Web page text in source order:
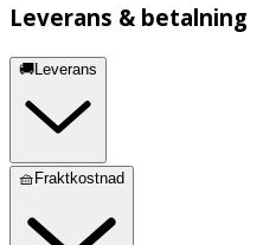
Leverans & betalning
🚚Leverans
🧺Fraktkostnad